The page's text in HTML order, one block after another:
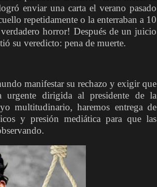
enviar una carta el verano pasado
repetidamente o la enterraban a 10
horror! Después de un juicio
su veredicto: pena de muerte.
manifestar su rechazo y exigir que
urgente dirigida al presidente de la
multitudinario, haremos entrega de
y presión mediática para que las